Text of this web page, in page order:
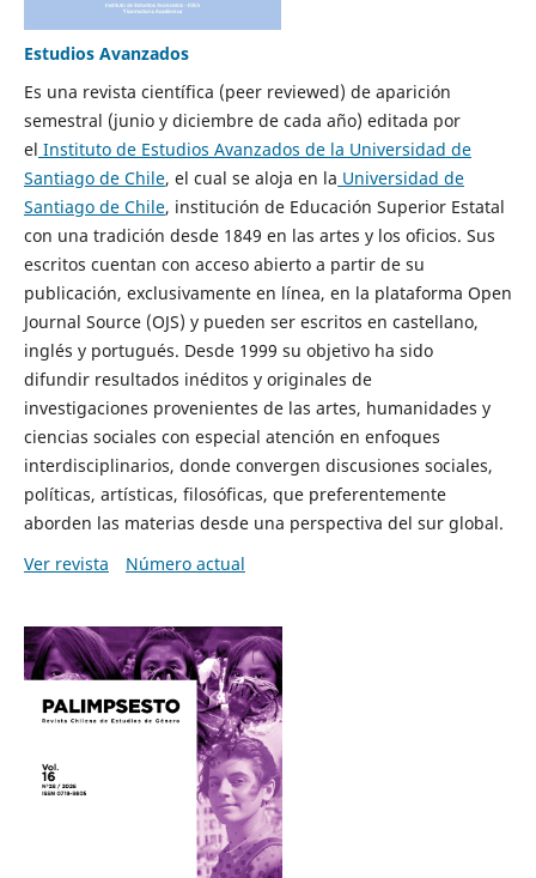
Estudios Avanzados
Es una revista científica (peer reviewed) de aparición
semestral (junio y diciembre de cada año) editada por
el Instituto de Estudios Avanzados de la Universidad de
Santiago de Chile, el cual se aloja en la Universidad de
Santiago de Chile, institución de Educación Superior Estatal
con una tradición desde 1849 en las artes y los oficios. Sus
escritos cuentan con acceso abierto a partir de su
publicación, exclusivamente en línea, en la plataforma Open
Journal Source (OJS) y pueden ser escritos en castellano,
inglés y portugués. Desde 1999 su objetivo ha sido
difundir resultados inéditos y originales de
investigaciones provenientes de las artes, humanidades y
ciencias sociales con especial atención en enfoques
interdisciplinarios, donde convergen discusiones sociales,
políticas, artísticas, filosóficas, que preferentemente
aborden las materias desde una perspectiva del sur global.
Ver revista
Número actual